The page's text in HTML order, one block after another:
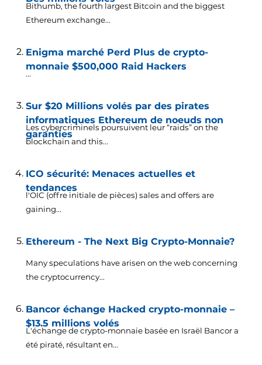
Bithumb, the fourth largest Bitcoin and the biggest
Ethereum exchange...
Enigma marché Perd Plus de crypto-
monnaie $500,000 Raid Hackers
...
Sur $20 Millions volés par des pirates
informatiques Ethereum de noeuds non
garanties
Les cybercriminels poursuivent leur “raids”on the
blockchain and this...
ICO sécurité: Menaces actuelles et
tendances
l'OIC (offre initiale de pièces) sales and offers are
gaining...
Ethereum - The Next Big Crypto-Monnaie?
Many speculations have arisen on the web concerning
the cryptocurrency...
Bancor échange Hacked crypto-monnaie –
$13.5 millions volés
L'échange de crypto-monnaie basée en Israël Bancor a
été piraté, résultant en...